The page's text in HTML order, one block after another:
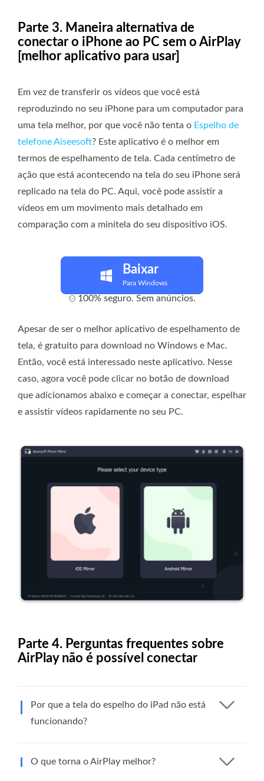
Parte 3. Maneira alternativa de
conectar o iPhone ao PC sem o AirPlay
[melhor aplicativo para usar]
Em vez de transferir os vídeos que você está
reproduzindo no seu iPhone para um computador para
uma tela melhor, por que você não tenta o Espelho de
telefone Aiseesoft? Este aplicativo é o melhor em
termos de espelhamento de tela. Cada centímetro de
ação que está acontecendo na tela do seu iPhone será
replicado na tela do PC. Aqui, você pode assistir a
vídeos em um movimento mais detalhado em
comparação com a minitela do seu dispositivo iOS.
Baixar
Para Windows
100% seguro. Sem anúncios.
Apesar de ser o melhor aplicativo de espelhamento de
tela, é gratuito para download no Windows e Mac.
Então, você está interessado neste aplicativo. Nesse
caso, agora você pode clicar no botão de download
que adicionamos abaixo e começar a conectar, espelhar
e assistir vídeos rapidamente no seu PC.
Parte 4. Perguntas frequentes sobre
AirPlay não é possível conectar
Por que a tela do espelho do iPad não está
funcionando?
O que torna o AirPlay melhor?